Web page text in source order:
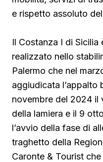
e rispetto assoluto
Il Costanza I di Sicilia
realizzato nello
Palermo che nel
aggiudicata l’appalto
novembre del 2024 il
della lamiera e il 9
l’avvio della fase di
traghetto della
Caronte & Tourist